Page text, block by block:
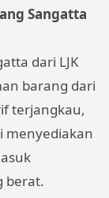
Sangatta
dari LJK
barang dari
terjangkau,
menyediakan
berat.